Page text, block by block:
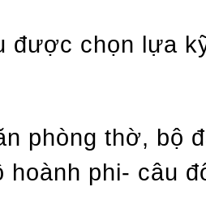
được chọn lựa
phòng thờ, bộ
phi- câu